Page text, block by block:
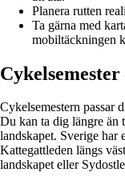
Planera rutten
Ta gärna med
mobiltäckningen
Cykelsemestern passar
Du kan ta dig längre än
landskapet. Sverige har
Kattegattleden längs
landskapet eller